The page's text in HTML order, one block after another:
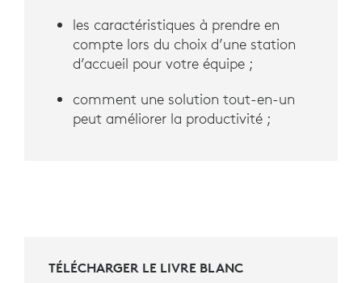
les caractéristiques à prendre en
compte lors du choix d’une station
d’accueil pour votre équipe ;
comment une solution tout-en-un
peut améliorer la productivité ;
TÉLÉCHARGER LE LIVRE BLANC